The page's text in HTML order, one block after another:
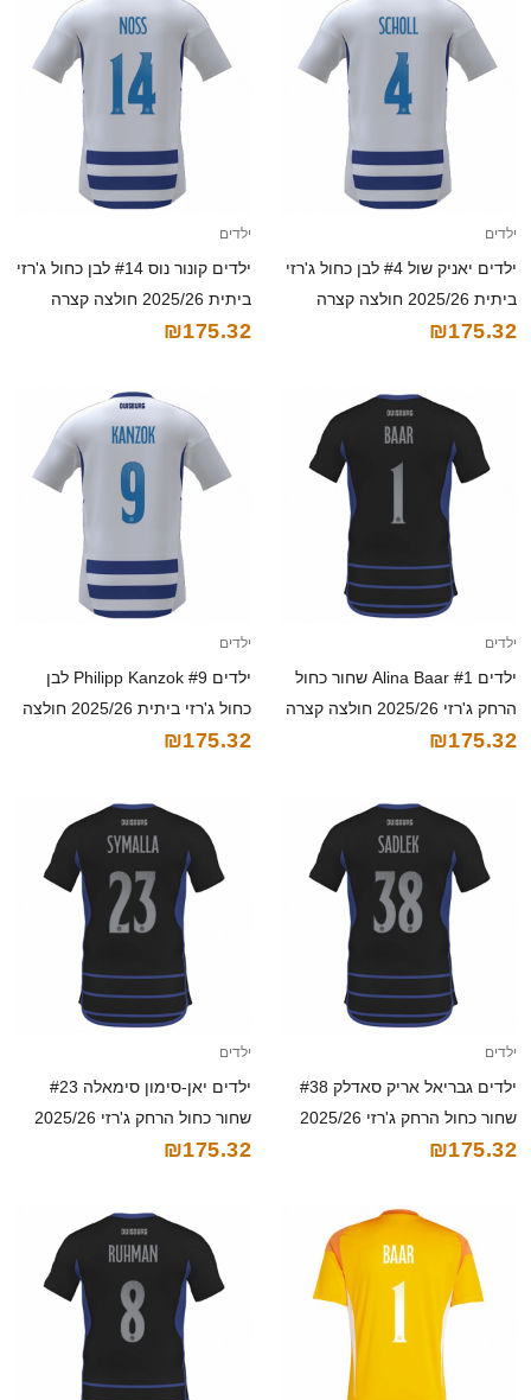
ילדים
ילדים יאניק שול #4 לבן כחול ג'רזי
ביתית 2025/26 חולצה קצרה
₪175.32
ילדים
ילדים קונור נוס #14 לבן כחול ג'רזי
ביתית 2025/26 חולצה קצרה
₪175.32
ילדים
ילדים Alina Baar #1 שחור כחול
הרחק ג'רזי 2025/26 חולצה קצרה
₪175.32
ילדים
ילדים Philipp Kanzok #9 לבן
כחול ג'רזי ביתית 2025/26 חולצה
קצרה
₪175.32
ילדים
ילדים גבריאל אריק סאדלק #38
שחור כחול הרחק ג'רזי 2025/26
חולצה קצרה
₪175.32
ילדים
ילדים יאן-סימון סימאלה #23
שחור כחול הרחק ג'רזי 2025/26
חולצה קצרה
₪175.32